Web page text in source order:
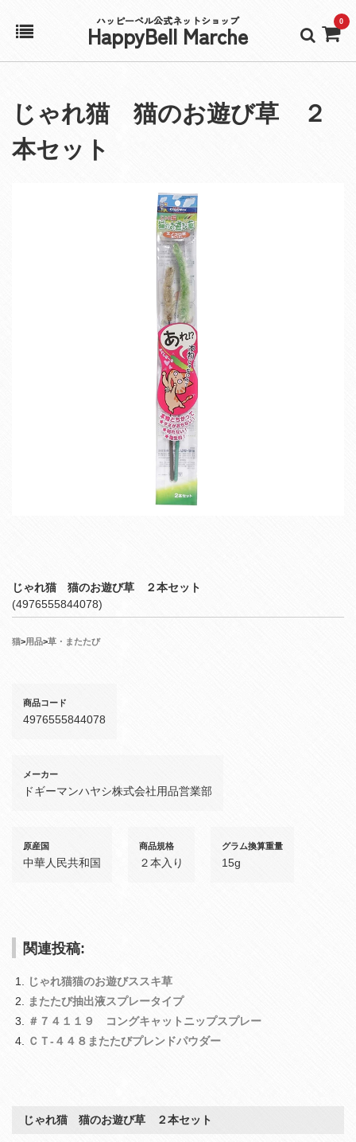
ハッピーベル公式ネットショップ
HappyBell Marche 0
アカウント
カート
じゃれ猫 猫のお遊び草 ２
本セット
じゃれ猫 猫のお遊び草 ２本セット
(4976555844078)
猫>用品>草・またたび
商品コード
4976555844078
メーカー
ドギーマンハヤシ株式会社用品営業部
原産国
中華人民共和国
商品規格
２本入り
グラム換算重量
15g
関連投稿:
じゃれ猫猫のお遊びススキ草
またたび抽出液スプレータイプ
＃７４１１９ コングキャットニップスプレー
ＣＴ‐４４８またたびプレンドパウダー
じゃれ猫 猫のお遊び草 ２本セット